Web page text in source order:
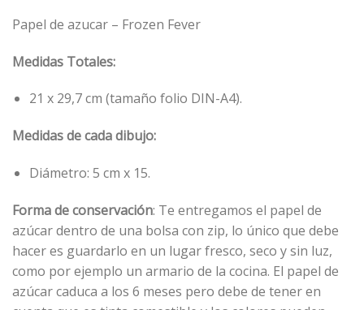
Papel de azucar – Frozen Fever
Medidas Totales:
21 x 29,7 cm (tamaño folio DIN-A4).
Medidas de cada dibujo:
Diámetro: 5 cm x 15.
Forma de conservación: Te entregamos el papel de
azúcar dentro de una bolsa con zip, lo único que debe
hacer es guardarlo en un lugar fresco, seco y sin luz,
como por ejemplo un armario de la cocina. El papel de
azúcar caduca a los 6 meses pero debe de tener en